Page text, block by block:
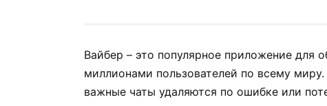
Вайбер – это популярное приложение для
миллионами пользователей по всему
важные чаты удаляются по ошибке или